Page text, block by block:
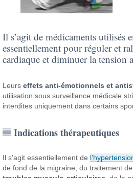
Il s’agit de médicaments utilisés
essentiellement pour réguler et
cardiaque et diminuer la tension
Leurseffets anti-émotionnels et
utilisation sous surveillance médicale
interdites uniquement dans certains
Indications thérapeutiques
Il s’agit essentiellement de
de fond de la migraine, du traitement